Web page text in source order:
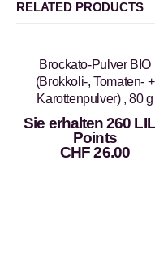
RELATED PRODUCTS
Brockato-Pulver BIO
(Brokkoli-, Tomaten- +
Karottenpulver) , 80 g
Sie erhalten 260
Points
CHF26.00